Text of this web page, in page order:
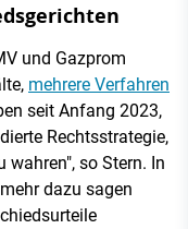
und Gazprom
mehrere Verfahren
seit Anfang 2023,
Rechtsstrategie,
wahren", so Stern. In
dazu sagen